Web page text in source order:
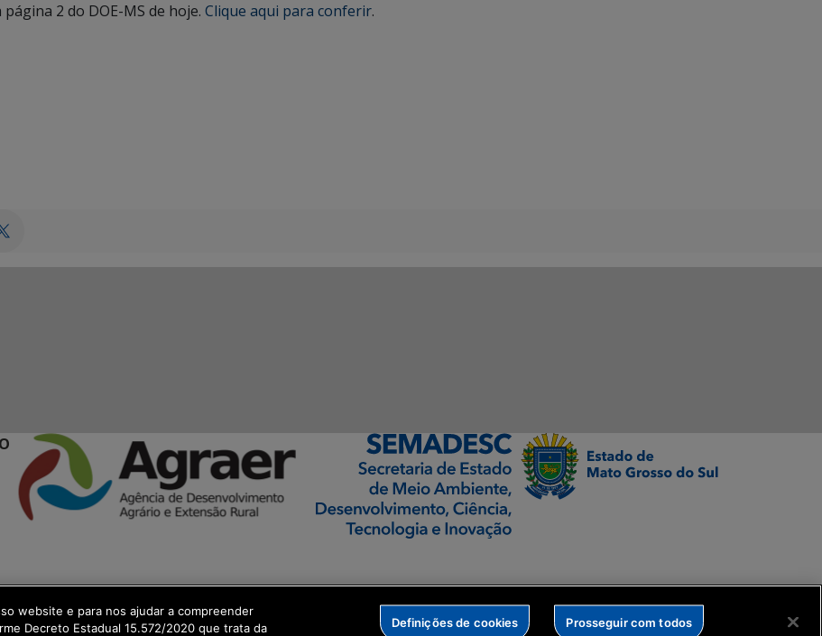
2 do DOE-MS de hoje. Clique aqui para conferir.
Digital
website e para nos ajudar a compreender
Decreto Estadual 15.572/2020 que trata da
Definições de cookies Prosseguir com todos